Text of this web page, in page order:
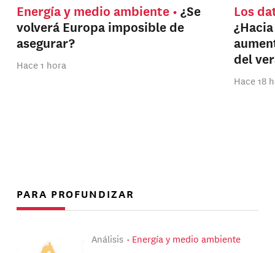
Energía y medio ambiente
¿Se
volverá Europa imposible de
asegurar?
Hace 1 hora
Los
del
Hace 18
PARA PROFUNDIZAR
Análisis Energía y medio ambiente